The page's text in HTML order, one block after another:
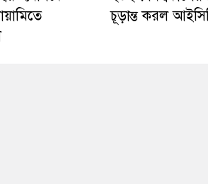
চূড়ান্ত করল